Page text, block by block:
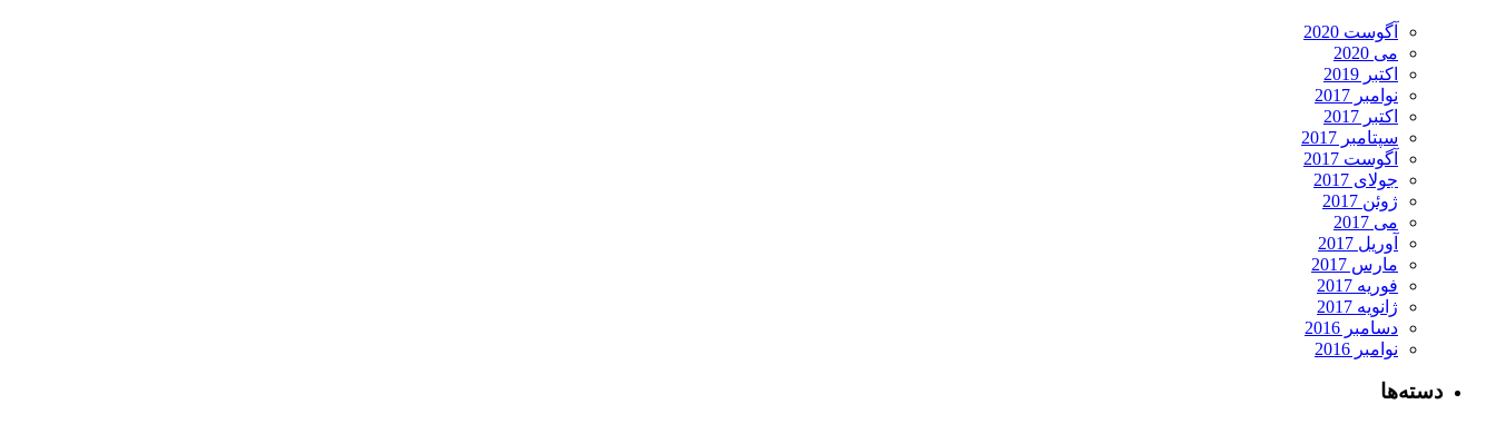
آگوست 2020
می 2020
اکتبر 2019
نوامبر 2017
اکتبر 2017
سپتامبر 2017
آگوست 2017
جولای 2017
ژوئن 2017
می 2017
آوریل 2017
مارس 2017
فوریه 2017
ژانویه 2017
دسامبر 2016
نوامبر 2016
دسته‌ها